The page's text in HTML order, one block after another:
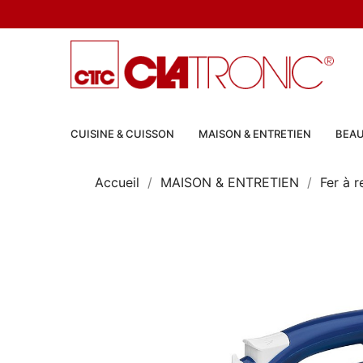
CUISINE & CUISSON MAISON & ENTRETIEN
Accueil MAISON & ENTRETIEN Fer à